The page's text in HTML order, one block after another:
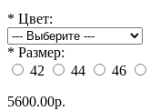
* Цвет:
* Размер:
42
44 46
5600.00р.